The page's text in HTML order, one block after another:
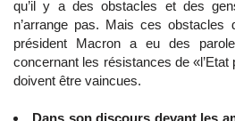
qu’il y a des obstacles et des
n’arrange pas. Mais ces
président Macron a eu des
concernant les résistances de
doivent être vaincues.
Dans son discours devant les